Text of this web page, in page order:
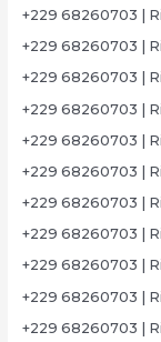
+229 68260703 |
+229 68260703 |
+229 68260703 |
+229 68260703 |
+229 68260703 |
+229 68260703 |
+229 68260703 |
+229 68260703 |
+229 68260703 |
+229 68260703 |
+229 68260703 |